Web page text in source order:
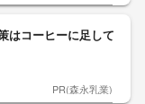
はコーヒーに足して
PR(森永乳業)